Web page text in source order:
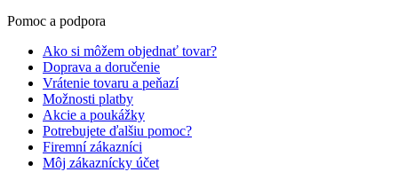
Pomoc a podpora
Ako si môžem objednať tovar?
Doprava a doručenie
Vrátenie tovaru a peňazí
Možnosti platby
Akcie a poukážky
Potrebujete ďalšiu pomoc?
Firemní zákazníci
Môj zákaznícky účet